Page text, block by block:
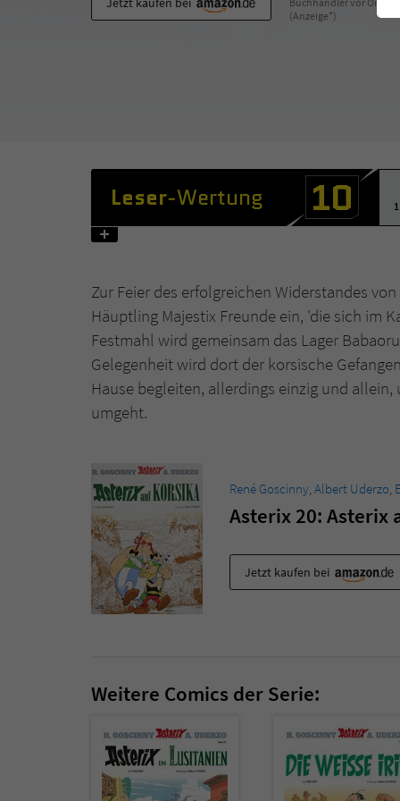
(Anzeige*)
Leser-Wertung 10
1
Zur Feier des erfolgreichen Widerstandes
Häuptling Majestix Freunde ein, 'die sich im
Festmahl wird gemeinsam das Lager
Gelegenheit wird dort der korsische
Hause begleiten, allerdings einzig und
umgeht.
René Goscinny,Albert Uderzo,
Asterix 20: Asterix
Jetzt kaufen bei
Weitere Comics der Serie: